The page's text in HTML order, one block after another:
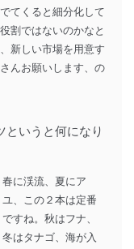
てくると細分化して
割ではないのかなと
新しい市場を用意す
んお願いします、の
いうと何になり
春に渓流、夏にア
ユ、この２本は定番
ですね。秋はフナ、
冬はタナゴ、海が入